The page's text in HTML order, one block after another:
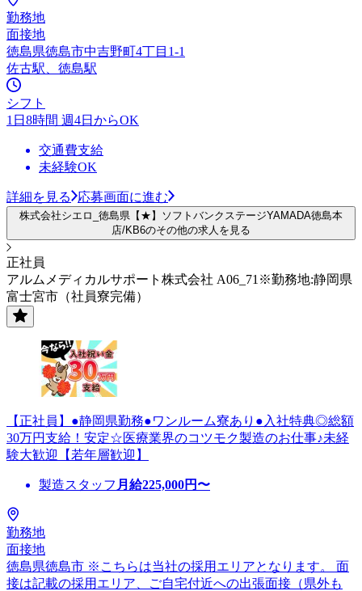
勤務地
面接地
徳島県徳島市中吉野町4丁目1-1
佐古駅、徳島駅
シフト
1日8時間 週4日からOK
交通費支給
未経験OK
詳細を見る 応募画面に進む
株式会社シエロ_徳島県【★】ソフトバンクステージYAMADA徳島本
店/KB6のその他の求人を見る
正社員
アルムメディカルサポート株式会社 A06_71※勤務地:静岡県
富士宮市（社員寮完備）
【正社員】●静岡県勤務●ワンルーム寮あり●入社特典◎総額
30万円支給！安定☆医療業界のコツモク製造のお仕事♪未経
験大歓迎【若年層歓迎】
製造スタッフ 月給225,000円〜
勤務地
面接地
徳島県徳島市 ※こちらは当社の採用エリアとなります。 面
接は記載の採用エリア、ご自宅付近への出張面接（県外も